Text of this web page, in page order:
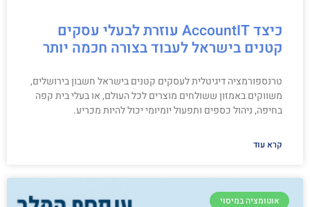
כיצד AccountIT עוזרת לבעלי עסקים
קטנים בישראל לעבוד בצורה חכמה יותר
טרנספורמציה דיגיטלית לעסקים קטנים בישראל חשבון בירושלים,
משווקים באמזון ששולחים מוצרים לכל העולם, או בעלי בית קפה
בחיפה, ניהול כספים ותפעול יומיומי יכול להיות מכריע.
קרא עוד
אוטומציה במיסוי